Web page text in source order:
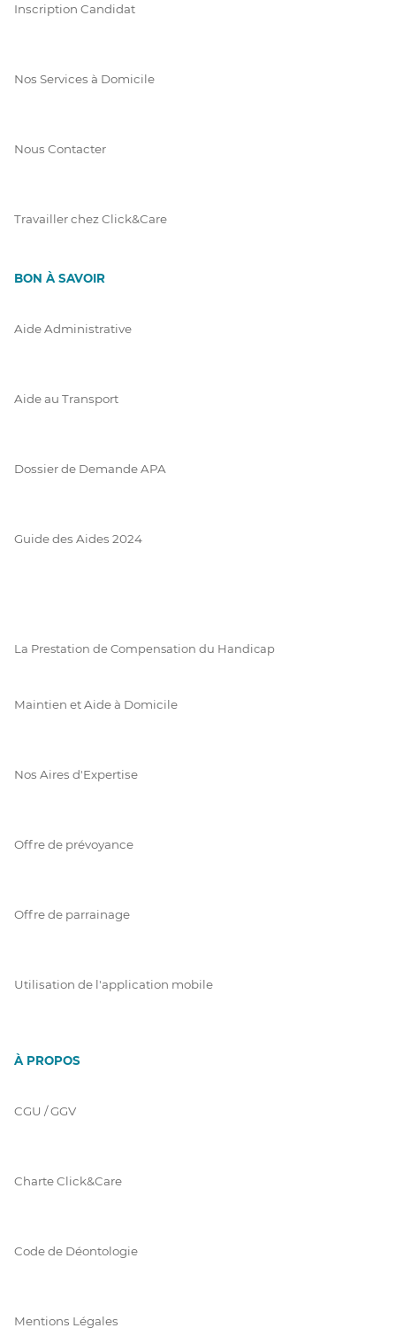
Inscription Candidat
Nos Services à Domicile
Nous Contacter
Travailler chez Click&Care
BON À SAVOIR
Aide Administrative
Aide au Transport
Dossier de Demande APA
Guide des Aides 2024
La Prestation de Compensation du Handicap
Maintien et Aide à Domicile
Nos Aires d'Expertise
Offre de prévoyance
Offre de parrainage
Utilisation de l'application mobile
À PROPOS
CGU / GGV
Charte Click&Care
Code de Déontologie
Mentions Légales